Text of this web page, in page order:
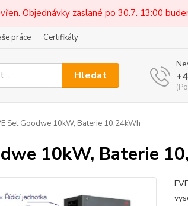
Objednávky zaslané po 30.7. 13:00
práce Certifikáty
Hledat
Set Goodwe 10kW, Baterie 10,24kWh
10kW, Baterie